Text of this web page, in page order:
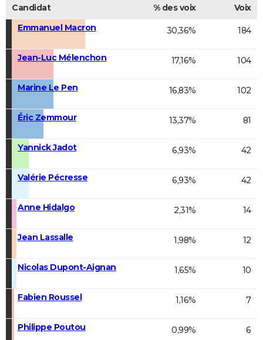
Candidat % des voix
Voix
Emmanuel Macron
30,36% 184
Jean-Luc Mélenchon 17,16% 104
Marine Le Pen 16,83% 102
Éric Zemmour 13,37% 81
Yannick Jadot 6,93% 42
Valérie Pécresse 6,93% 42
Anne Hidalgo 2,31% 14
Jean Lassalle 1,98% 12
Nicolas Dupont-Aignan 1,65% 10
Fabien Roussel 1,16% 7
Philippe Poutou 0,99% 6